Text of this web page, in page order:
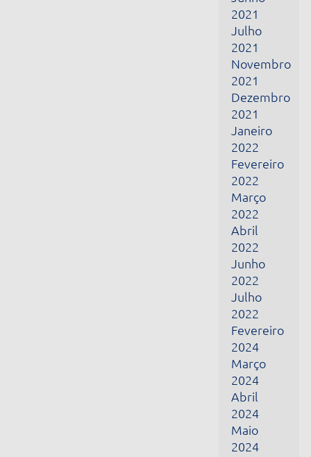
Março
2022
Abril
2022
Junho
2022
Julho
2022
Fevereiro
2024
Março
2024
Abril
2024
Maio
2024
Junho
Fevereiro
Março
2025
Abril
2025
Maio
2025
Dezembro
2025
Janeiro
2026